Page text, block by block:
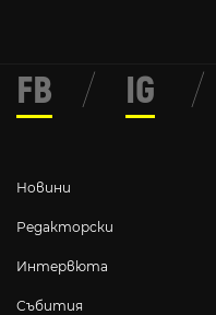
Новини
Редакторски
Интервюта
Събития
FB / IG /